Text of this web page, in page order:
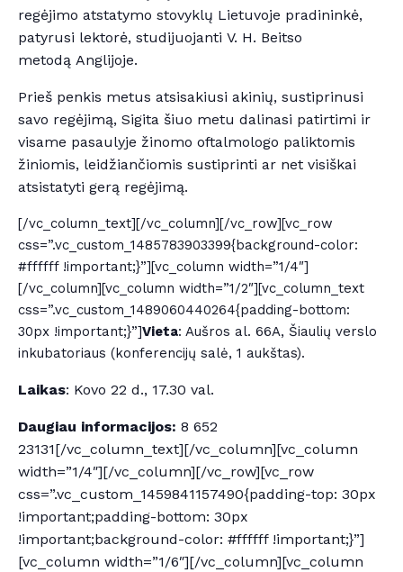
regėjimo atstatymo stovyklų Lietuvoje pradininkė,
patyrusi lektorė, studijuojanti V. H. Beitso
metodą Anglijoje.
Prieš penkis metus atsisakiusi akinių, sustiprinusi
savo regėjimą, Sigita šiuo metu dalinasi patirtimi ir
visame pasaulyje žinomo oftalmologo paliktomis
žiniomis, leidžiančiomis sustiprinti ar net visiškai
atsistatyti gerą regėjimą.
[/vc_column_text][/vc_column][/vc_row][vc_row
css=”.vc_custom_1485783903399{background-color:
#ffffff !important;}”][vc_column width=”1/4″]
[/vc_column][vc_column width=”1/2″][vc_column_text
css=”.vc_custom_1489060440264{padding-bottom:
30px !important;}”]Vieta: Aušros al. 66A, Šiaulių verslo
inkubatoriaus (konferencijų salė, 1 aukštas).
Laikas: Kovo 22 d., 17.30 val.
Daugiau informacijos: 8 652
23131[/vc_column_text][/vc_column][vc_column
width=”1/4″][/vc_column][/vc_row][vc_row
css=”.vc_custom_1459841157490{padding-top: 30px
!important;padding-bottom: 30px
!important;background-color: #ffffff !important;}”]
[vc_column width=”1/6″][/vc_column][vc_column